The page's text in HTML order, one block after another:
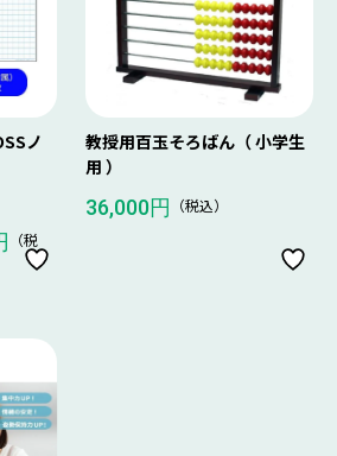
ノ
（税
教授用百玉そろばん（ 小学生
用 ）
36,000円 （税込）